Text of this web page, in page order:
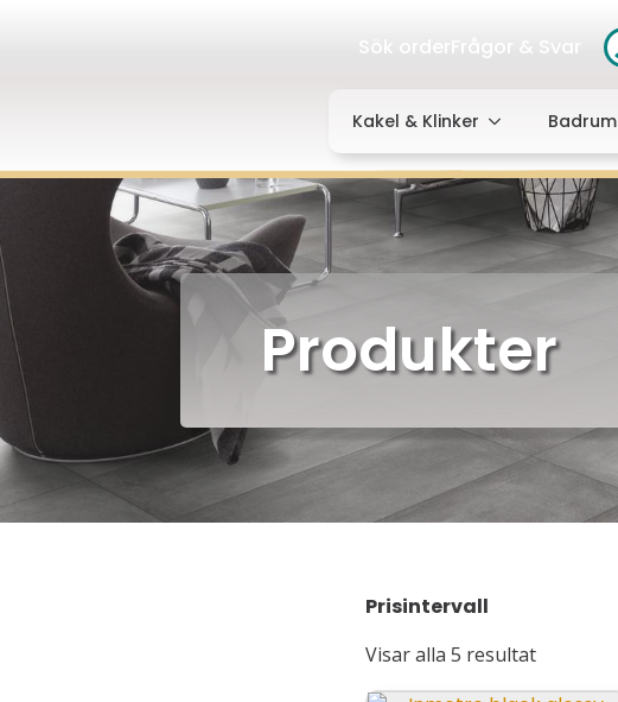
Sök orderFrågor & Svar
Kakel & Klinker Badrum
Produkter
Prisintervall
Visar alla 5 resultat